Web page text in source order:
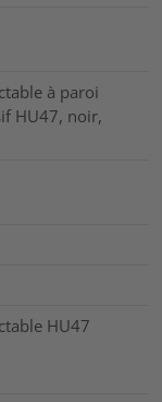
à paroi
HU47, noir,
HU47